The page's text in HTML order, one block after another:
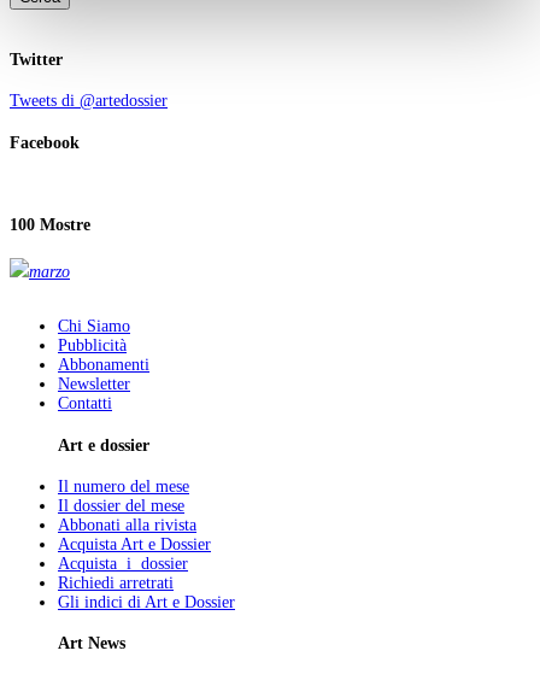
Twitter
Tweets di @artedossier
Facebook
100 Mostre
marzo
Chi Siamo
Pubblicità
Abbonamenti
Newsletter
Contatti
Art e dossier
Il numero del mese
Il dossier del mese
Abbonati alla rivista
Acquista Art e Dossier
Acquista i dossier
Richiedi arretrati
Gli indici di Art e Dossier
Art News